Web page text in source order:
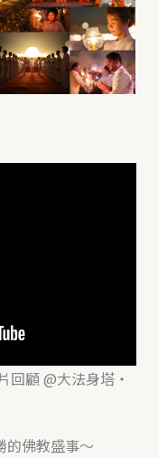
回顧 @大法身塔・
的佛教盛事～